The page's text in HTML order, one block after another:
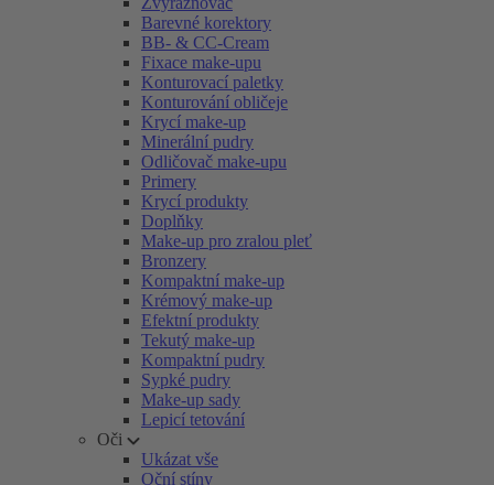
Barevné korektory
BB- & CC-Cream
Fixace make-upu
Konturovací paletky
Konturování obličeje
Krycí make-up
Minerální pudry
Odličovač make-upu
Primery
Krycí produkty
Doplňky
Make-up pro zralou pleť
Bronzery
Kompaktní make-up
Krémový make-up
Efektní produkty
Tekutý make-up
Kompaktní pudry
Sypké pudry
Make-up sady
Lepicí tetování
Oči
Ukázat vše
Oční stíny